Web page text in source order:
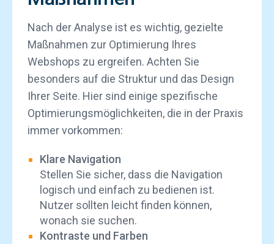
Nach der Analyse ist es wichtig, gezielte
Maßnahmen zur Optimierung Ihres
Webshops zu ergreifen. Achten Sie
besonders auf die Struktur und das Design
Ihrer Seite. Hier sind einige spezifische
Optimierungsmöglichkeiten, die in der Praxis
immer vorkommen:
Klare Navigation
Stellen Sie sicher, dass die Navigation
logisch und einfach zu bedienen ist.
Nutzer sollten leicht finden können,
wonach sie suchen.
Kontraste und Farben